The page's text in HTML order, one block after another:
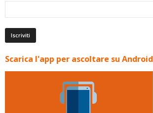
Scarica l'app per ascoltare su Android